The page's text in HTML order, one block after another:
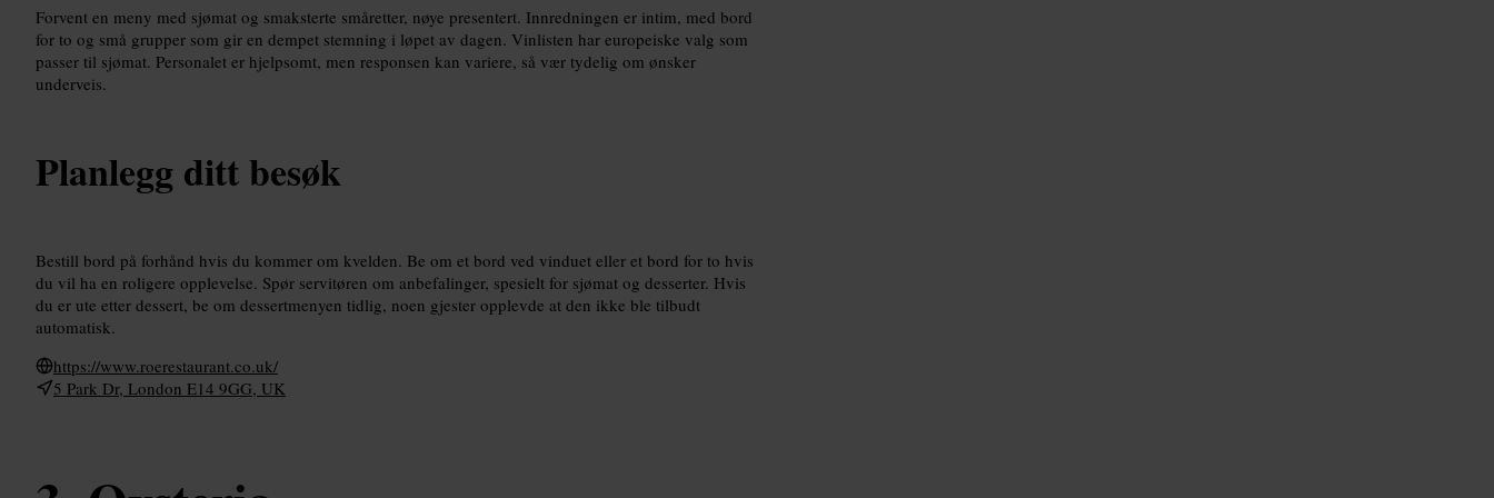
Forvent en meny med sjømat og smaksterte småretter, nøye presentert. Innredningen er intim, med bord
for to og små grupper som gir en dempet stemning i løpet av dagen. Vinlisten har europeiske valg som
passer til sjømat. Personalet er hjelpsomt, men responsen kan variere, så vær tydelig om ønsker
underveis.
Planlegg ditt besøk
Bestill bord på forhånd hvis du kommer om kvelden. Be om et bord ved vinduet eller et bord for to hvis
du vil ha en roligere opplevelse. Spør servitøren om anbefalinger, spesielt for sjømat og desserter. Hvis
du er ute etter dessert, be om dessertmenyen tidlig, noen gjester opplevde at den ikke ble tilbudt
automatisk.
https://www.roerestaurant.co.uk/
5 Park Dr, London E14 9GG, UK